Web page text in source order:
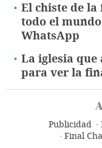
El chiste de
todo el
WhatsApp
La iglesia que
para ver la
Publicidad
Final